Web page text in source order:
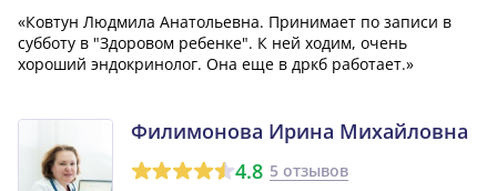
«Ковтун Людмила Анатольевна. Принимает по записи в
субботу в "Здоровом ребенке". К ней ходим, очень
хороший эндокринолог. Она еще в дркб работает.»
Филимонова Ирина Михайловна
4.8 5 отзывов